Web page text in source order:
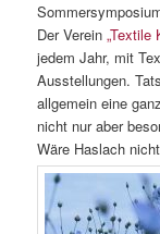
Der Verein„Textile
jedem Jahr, mit
Ausstellungen.
allgemein eine
nicht nur aber
Wäre Haslach nicht